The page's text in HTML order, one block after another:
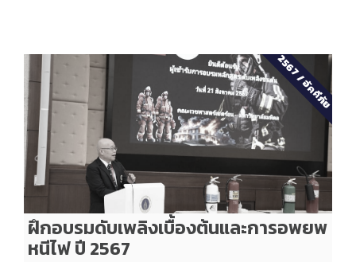
ฝึกอบรมดับเพลิงเบื้องต้นและการอพยพ
หนีไฟ ปี 2567
2567
/
อัคคีภัย